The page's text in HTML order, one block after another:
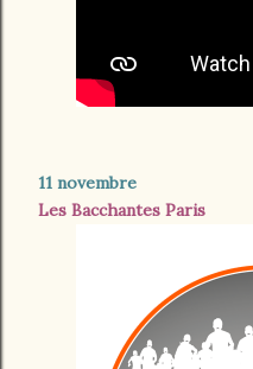
11 novembre
Les Bacchantes Paris